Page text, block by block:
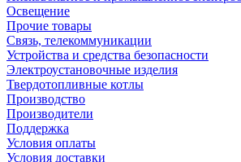
Освещение
Прочие товары
Связь, телекоммуникации
Устройства и средства безопасности
Электроустановочные изделия
Твердотопливные котлы
Производство
Производители
Поддержка
Условия оплаты
Условия доставки